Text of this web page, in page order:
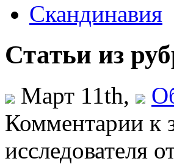
Скандинавия
Статьи из
Март 11th,
Комментарии к
исследователя